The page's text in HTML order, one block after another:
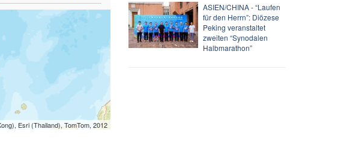
Esri (Thailand), TomTom, 2012
ASIEN/CHINA - “Laufen
für den Herrn”: Diözese
Peking veranstaltet
zweiten “Synodalen
Halbmarathon”